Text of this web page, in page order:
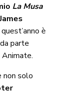
La Musa
è
parte
non solo